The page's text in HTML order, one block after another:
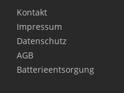
Kontakt
Impressum
Datenschutz
AGB
Batterieentsorgung